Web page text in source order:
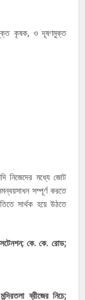
কৃষক, ও দূষণমুক্ত
নিজেদের মধ্যে জোট
সম্পূর্ণ করতে
সার্থক হয়ে উঠতে
কে. কে. রোড;
ব্রীজের নিচে;